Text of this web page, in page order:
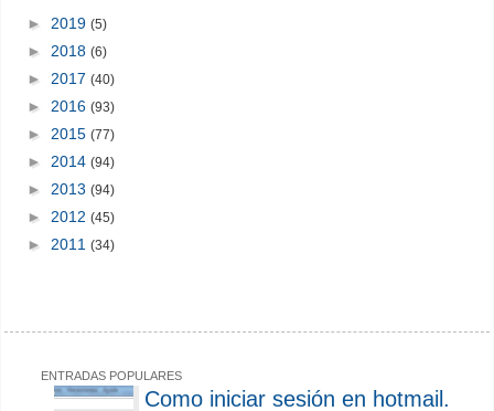
► 2019 (5)
► 2018 (6)
► 2017 (40)
► 2016 (93)
► 2015 (77)
► 2014 (94)
► 2013 (94)
► 2012 (45)
► 2011 (34)
ENTRADAS POPULARES
Como iniciar sesión en hotmail.